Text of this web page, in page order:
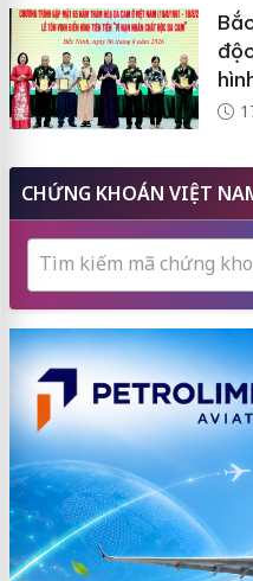
CHỨNG KHOÁN VIỆT
Tìm kiếm mã chứng